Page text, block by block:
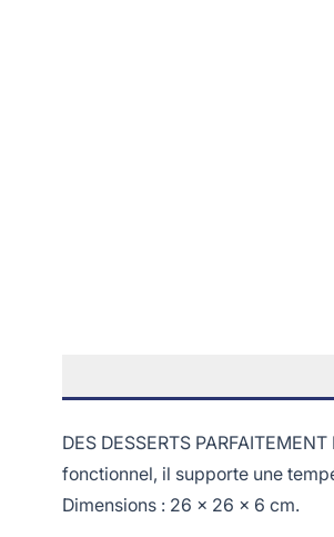
DES DESSERTS
fonctionnel, il supporte une
Dimensions : 26 x 26 x 6 cm.